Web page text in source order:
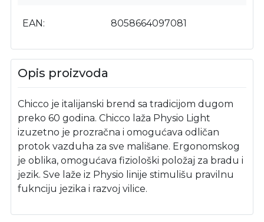
EAN 8058664097081
Opis proizvoda
Chicco je italijanski brend sa tradicijom dugom
preko 60 godina. Chicco laža Physio Light
izuzetno je prozračna i omogućava odličan
protok vazduha za sve mališane. Ergonomskog
je oblika, omogućava fiziološki položaj za bradu i
jezik. Sve laže iz Physio linije stimulišu pravilnu
fuknciju jezika i razvoj vilice.